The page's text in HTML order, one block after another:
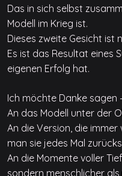
Das in sich selbst
Modell im Krieg ist.
Dieses zweite Gesicht ist
Es ist das Resultat eines
eigenen Erfolg hat.
Ich möchte Danke sagen
An das Modell unter der
An die Version, die
man sie jedes Mal
An die Momente voller
sondern menschlicher